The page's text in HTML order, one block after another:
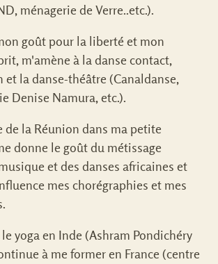
ménagerie de Verre..etc.).
goût pour la liberté et mon
m'amène à la danse contact,
la danse-théâtre (Canaldanse,
Denise Namura, etc.).
de la Réunion dans ma petite
donne le goût du métissage
et des danses africaines et
mes chorégraphies et mes
yoga en Inde (Ashram Pondichéry
à me former en France (centre